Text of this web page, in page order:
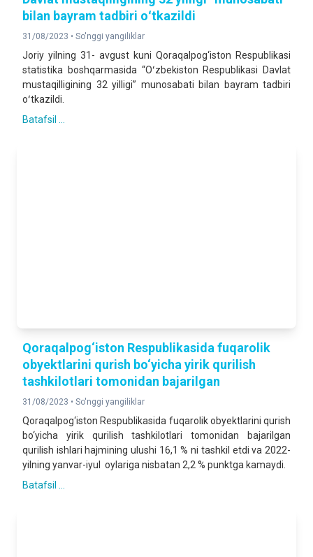
bilan bayram tadbiri oʻtkazildi
31/08/2023 • So'nggi yangiliklar
Joriy yilning 31- avgust kuni Qoraqalpog‘iston Respublikasi
statistika boshqarmasida “Oʻzbekiston Respublikasi Davlat
mustaqilligining 32 yilligi” munosabati bilan bayram tadbiri
oʻtkazildi.
Batafsil ...
Qoraqalpog‘iston Respublikasida fuqarolik
obyektlarini qurish bo‘yicha yirik qurilish
tashkilotlari tomonidan bajarilgan
31/08/2023 • So'nggi yangiliklar
Qoraqalpog‘iston Respublikasida fuqarolik obyektlarini qurish
bo‘yicha yirik qurilish tashkilotlari tomonidan bajarilgan
qurilish ishlari hajmining ulushi 16,1 % ni tashkil etdi va 2022-
yilning yanvar-iyul oylariga nisbatan 2,2 % punktga kamaydi.
Batafsil ...